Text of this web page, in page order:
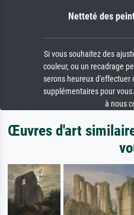
Netteté des
Si vous souhaitez des
couleur, ou un recadrage
serons heureux d'effectuer
supplémentaires pour
à nous
Œuvres d'art